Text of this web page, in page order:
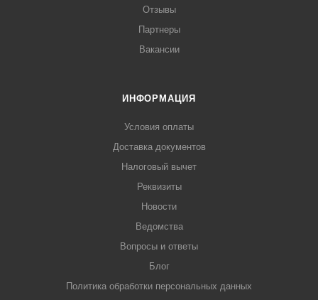
Отзывы
Партнеры
Вакансии
ИНФОРМАЦИЯ
Условия оплаты
Доставка документов
Налоговый вычет
Реквизиты
Новости
Ведомства
Вопросы и ответы
Блог
Политика обработки персональных данных